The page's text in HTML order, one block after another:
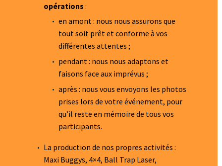
opérations :
en amont : nous nous assurons que
tout soit prêt et conforme à vos
différentes attentes ;
pendant : nous nous adaptons et
faisons face aux imprévus ;
après : nous vous envoyons les photos
prises lors de votre événement, pour
qu’il reste en mémoire de tous vos
participants.
La production de nos propres activités :
Maxi Buggys, 4×4, Ball Trap Laser,